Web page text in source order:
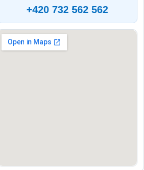
+420 732 562 562